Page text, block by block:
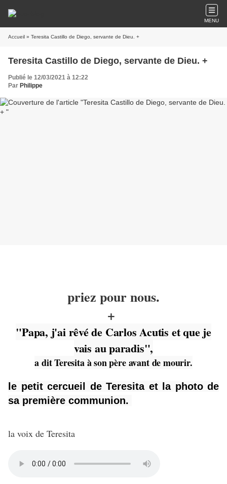
MENU
Accueil » Teresita Castillo de Diego, servante de Dieu. +
Teresita Castillo de Diego, servante de Dieu. +
Publié le 12/03/2021 à 12:22
Par Philippe
priez pour nous.
+
"Papa, j'ai rêvé de Carlos Acutis et que je
vais au paradis",
a dit Teresita à son père avant de mourir.
le petit cercueil de Teresita et la photo de
sa première communion.
la voix de Teresita